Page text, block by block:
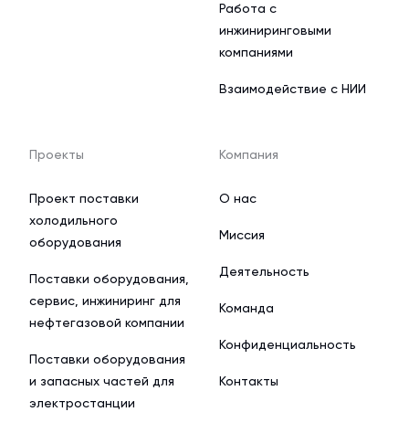
Работа с
инжиниринговыми
компаниями
Взаимодействие с НИИ
Проекты
Проект поставки
холодильного
оборудования
Поставки оборудования,
сервис, инжиниринг для
нефтегазовой компании
Поставки оборудования
и запасных частей для
электростанции
Компания
О нас
Миссия
Деятельность
Команда
Конфиденциальность
Контакты